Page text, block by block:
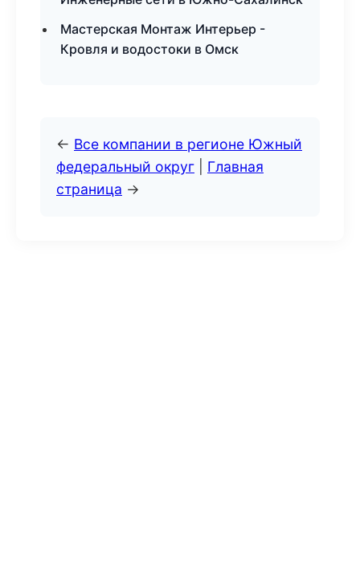
Мастерская Монтаж Интерьер -
Кровля и водостоки в Омск
← Все компании в регионе Южный
федеральный округ
Главная
страница →